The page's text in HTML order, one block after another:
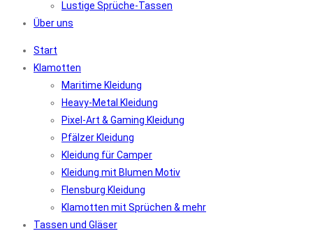
Lustige Sprüche-Tassen
Über uns
Start
Klamotten
Maritime Kleidung
Heavy-Metal Kleidung
Pixel-Art & Gaming Kleidung
Pfälzer Kleidung
Kleidung für Camper
Kleidung mit Blumen Motiv
Flensburg Kleidung
Klamotten mit Sprüchen & mehr
Tassen und Gläser